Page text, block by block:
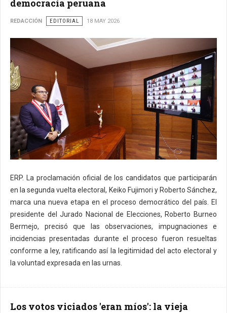
democracia peruana
REDACCIÓN EDITORIAL 18 MAY 2026
ERP. La proclamación oficial de los candidatos que participarán
en la segunda vuelta electoral, Keiko Fujimori y Roberto Sánchez,
marca una nueva etapa en el proceso democrático del país. El
presidente del Jurado Nacional de Elecciones, Roberto Burneo
Bermejo, precisó que las observaciones, impugnaciones e
incidencias presentadas durante el proceso fueron resueltas
conforme a ley, ratificando así la legitimidad del acto electoral y
la voluntad expresada en las urnas.
Los votos viciados 'eran míos': la vieja